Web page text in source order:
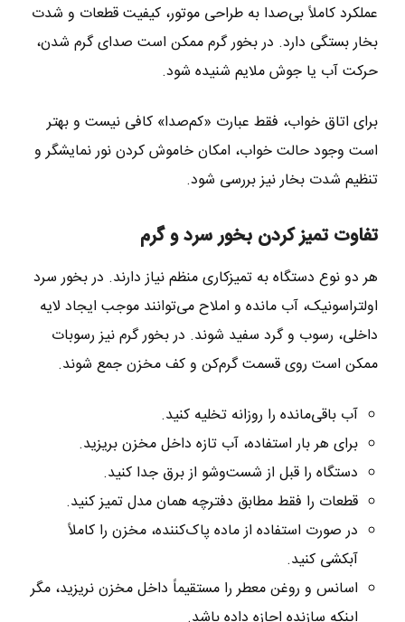
عملکرد کاملاً بی‌صدا به طراحی موتور، کیفیت قطعات و شدت
بخار بستگی دارد. در بخور گرم ممکن است صدای گرم شدن،
حرکت آب یا جوش ملایم شنیده شود.
برای اتاق خواب، فقط عبارت «کم‌صدا» کافی نیست و بهتر
است وجود حالت خواب، امکان خاموش کردن نور نمایشگر و
تنظیم شدت بخار نیز بررسی شود.
تفاوت تمیز کردن بخور سرد و گرم
هر دو نوع دستگاه به تمیزکاری منظم نیاز دارند. در بخور سرد
اولتراسونیک، آب مانده و املاح می‌توانند موجب ایجاد لایه
داخلی، رسوب و گرد سفید شوند. در بخور گرم نیز رسوبات
ممکن است روی قسمت گرم‌کن و کف مخزن جمع شوند.
آب باقی‌مانده را روزانه تخلیه کنید.
برای هر بار استفاده، آب تازه داخل مخزن بریزید.
دستگاه را قبل از شست‌وشو از برق جدا کنید.
قطعات را فقط مطابق دفترچه همان مدل تمیز کنید.
در صورت استفاده از ماده پاک‌کننده، مخزن را کاملاً
آبکشی کنید.
اسانس و روغن معطر را مستقیماً داخل مخزن نریزید، مگر